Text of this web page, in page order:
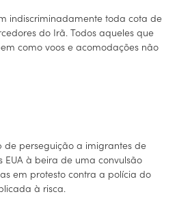
indiscriminadamente toda cota de
do Irã. Todos aqueles que
como voos e acomodações não
de perseguição a imigrantes de
EUA à beira de uma convulsão
em protesto contra a polícia do
à risca.